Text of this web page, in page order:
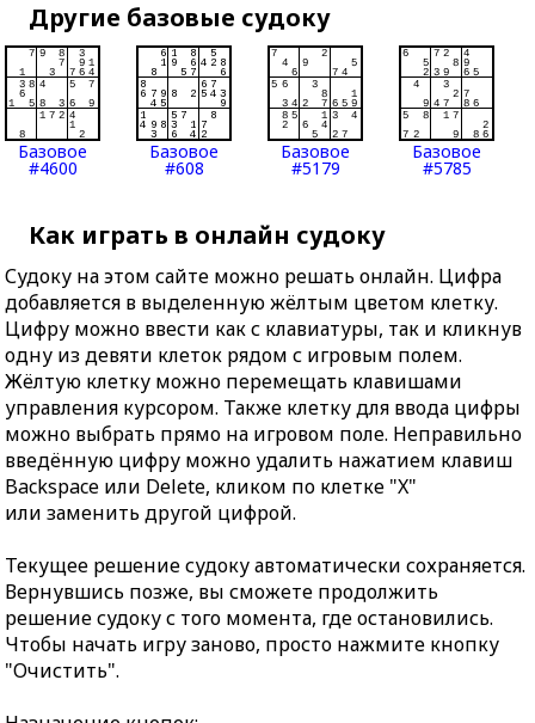
Другие базовые судоку
Базовое
#4600
Базовое
#608
Базовое
#5179
Базовое
#5785
Как играть в онлайн судоку
Судоку на этом сайте можно решать онлайн. Цифра
добавляется в выделенную жёлтым цветом клетку.
Цифру можно ввести как с клавиатуры, так и кликнув
одну из девяти клеток рядом с игровым полем.
Жёлтую клетку можно перемещать клавишами
управления курсором. Также клетку для ввода цифры
можно выбрать прямо на игровом поле. Неправильно
введённую цифру можно удалить нажатием клавиш
Backspace или Delete, кликом по клетке "X"
или заменить другой цифрой.
Текущее решение судоку автоматически сохраняется.
Вернувшись позже, вы сможете продолжить
решение судоку с того момента, где остановились.
Чтобы начать игру заново, просто нажмите кнопку
"Очистить".